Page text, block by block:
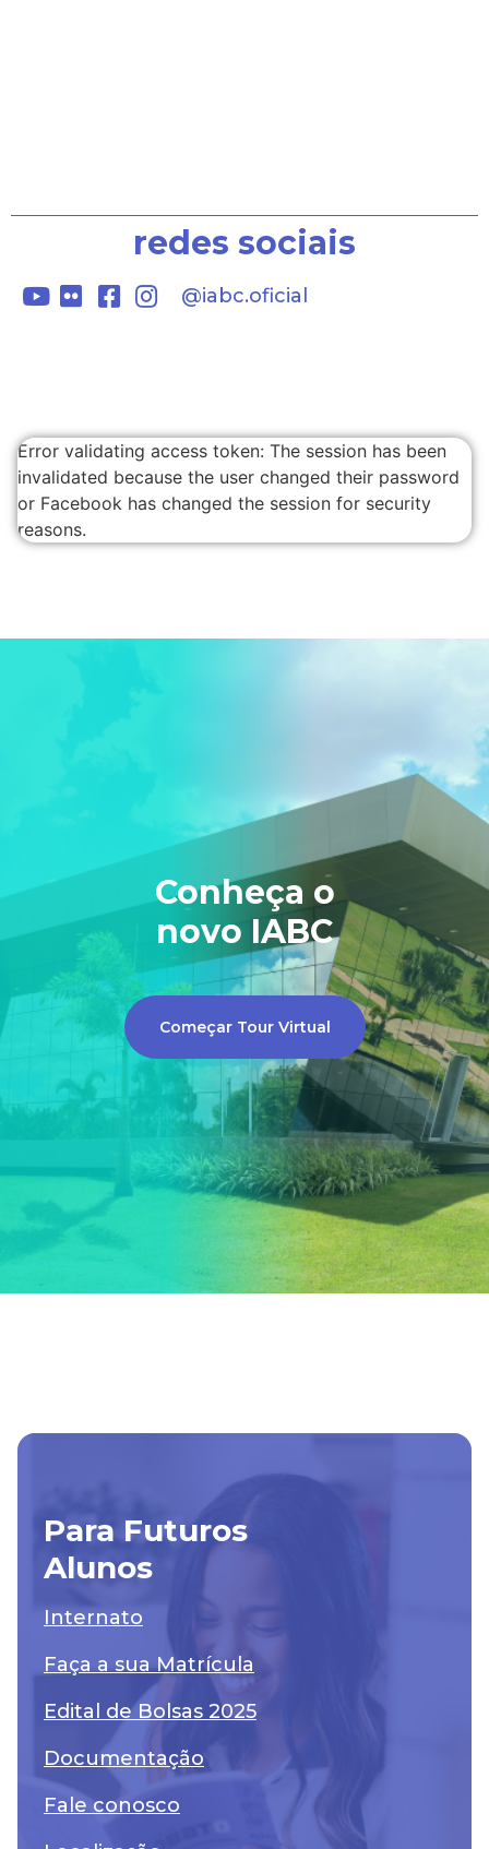
@iabc.oficial
redes sociais
Error validating access token: The session has been
invalidated because the user changed their password
or Facebook has changed the session for security
reasons.
Conheça o
novo IABC
Começar Tour Virtual
Para Futuros
Alunos
Internato
Faça a sua Matrícula
Edital de Bolsas 2025
Documentação
Fale conosco
enviada!
8002.